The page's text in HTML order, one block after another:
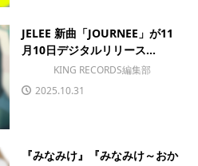
JELEE 新曲「JOURNEE」が11
月10日デジタルリリース...
KING RECORDS編集部
2025.10.31
『みなみけ』『みなみけ～おか